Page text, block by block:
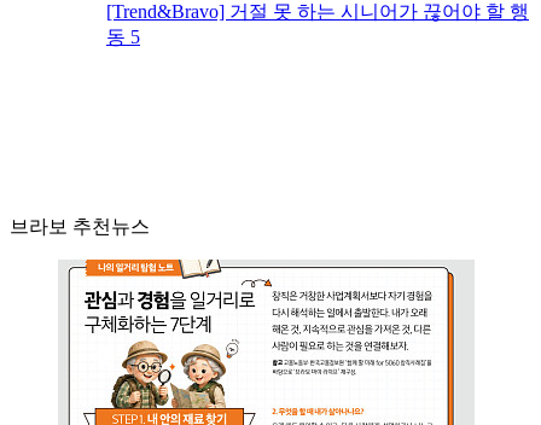
[Trend&Bravo] 거절 못 하는 시니어가 끊어야 할 행
동 5
브라보 추천뉴스